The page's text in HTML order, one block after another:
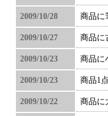
2009/10/28 商品に
2009/10/27 商品に
2009/10/23 商品に
2009/10/23 商品1
2009/10/22 商品に